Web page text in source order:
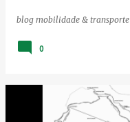
blog mobilidade & transporte
0